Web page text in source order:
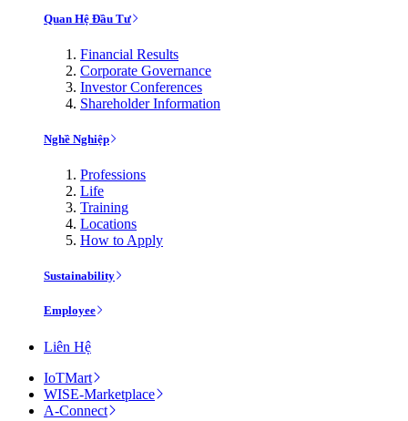
Quan Hệ Đầu Tư
Financial Results
Corporate Governance
Investor Conferences
Shareholder Information
Nghề Nghiệp
Professions
Life
Training
Locations
How to Apply
Sustainability
Employee
Liên Hệ
IoTMart
WISE-Marketplace
A-Connect